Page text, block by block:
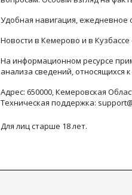
Удобная навигация,
Новости в Кемерово и в
На информационном ресурсе
анализа сведений, относящихся
Адрес: 650000, Кемеровская
Техническая поддержка:
Для лиц старше 18 лет.